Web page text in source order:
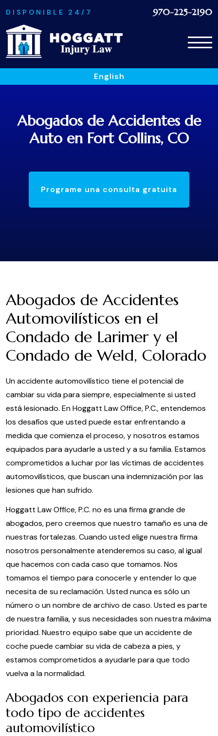
DISPONIBLE 24/7 970-225-2190
English
Abogados de Accidentes de
Auto en Fort Collins, CO
Programe una consulta gratuita
Abogados de Accidentes
Automovilísticos en el
Condado de Larimer y el
Condado de Weld, Colorado
Un accidente automovilístico tiene el potencial de
cambiar su vida para siempre, especialmente si usted
está lesionado. En Hoggatt Law Office, P.C., entendemos
los desafíos que usted puede estar enfrentando a
medida que comienza el proceso, y nosotros estamos
equipados para ayudarle a usted y a su familia. Estamos
comprometidos a luchar por las víctimas de accidentes
automovilísticos, que buscan una indemnización por las
lesiones que han sufrido.
Hoggatt Law Office, P.C. no es una firma grande de
abogados, pero creemos que nuestro tamaño es una de
nuestras fortalezas. Cuando usted elige nuestra firma
nosotros personalmente atenderemos su caso, al igual
que hacemos con cada caso que tomamos. Nos
tomamos el tiempo para conocerle y entender lo que
necesita de su reclamación. Usted nunca es sólo un
número o un nombre de archivo de caso. Usted es parte
de nuestra familia, y sus necesidades son nuestra máxima
prioridad. Nuestro equipo sabe que un accidente de
coche puede cambiar su vida de cabeza a pies, y
estamos comprometidos a ayudarle para que todo
vuelva a la normalidad.
Abogados con experiencia para
todo tipo de accidentes
automovilístico